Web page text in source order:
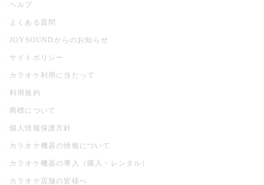
ヘルプ
よくある質問
JOYSOUNDからのお知らせ
サイトポリシー
カラオケ利用に当たって
利用規約
商標について
個人情報保護方針
カラオケ機器の情報について
カラオケ機器の導入（購入・レンタル）
カラオケ店舗の皆様へ